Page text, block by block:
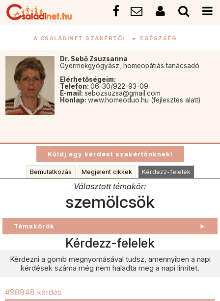
A CSALÁDINET SZAKÉRTŐI ► EGÉSZSÉG
Dr. Sebő Zsuzsanna
Gyermekgyógyász, homeopátiás tanácsadó
Elérhetőségeim:
Telefon: 06-30/922-93-09
E-mail: sebozsuzsa@gmail.com
Honlap: www.homeoduo.hu (fejlesztés alatt)
Bemutatkozás Megjelent cikkek Kérdezz-felelek
Választott témakör:
szemölcsök
Témakörök ►
Kérdezz-felelek
Kérdezni a gomb megnyomásával tudsz, amennyiben a napi
kérdések száma még nem haladta meg a napi limitet.
#98948 kérdés